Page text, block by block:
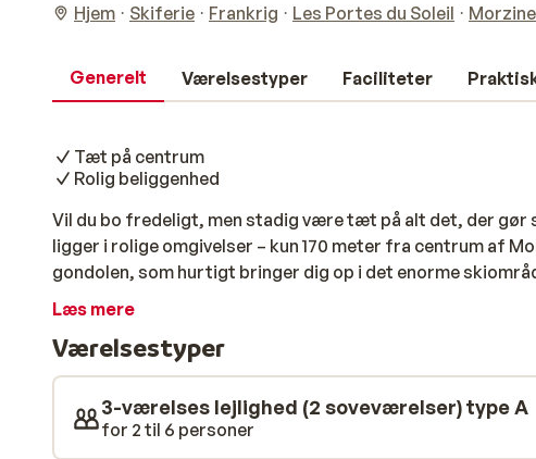
Hjem Skiferie Frankrig Les Portes du Soleil Morzine
Generelt Værelsestyper Faciliteter
Tæt på centrum
Rolig beliggenhed
Vil du bo fredeligt, men stadig være tæt på alt det, der gør
ligger i rolige omgivelser – kun 170 meter fra centrum af
gondolen, som hurtigt bringer dig op i det enorme
og studios er moderne indrettet med en lille, smart
kombinere ro, komfort og nærhed til pisterne – og
og butikker lige om hjørnet.
Læs mere
Værelsestyper
3-værelses lejlighed (2 soveværelser) type A
for 2 til 6 personer